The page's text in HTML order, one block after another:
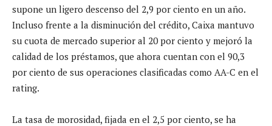
supone un ligero descenso del 2,9 por ciento en un año.
Incluso frente a la disminución del crédito, Caixa mantuvo
su cuota de mercado superior al 20 por ciento y mejoró la
calidad de los préstamos, que ahora cuentan con el 90,3
por ciento de sus operaciones clasificadas como AA-C en el
rating.
La tasa de morosidad, fijada en el 2,5 por ciento, se ha